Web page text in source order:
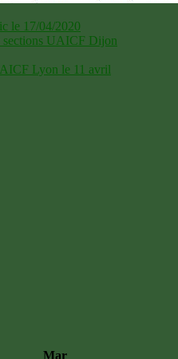
le 17/04/2020
sections UAICF Dijon
Lyon le 11 avril
Mar